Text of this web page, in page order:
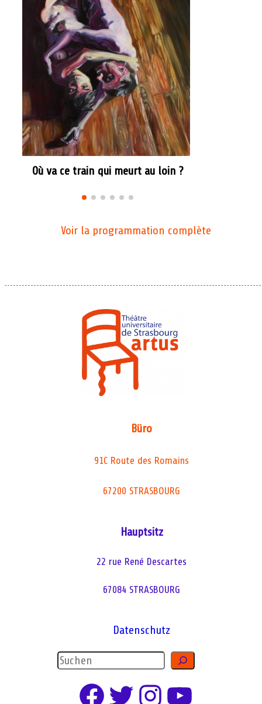
Où va ce train qui meurt au loin ?
Voir la programmation complète
Büro
91C Route des Romains
67200 STRASBOURG
Hauptsitz
22 rue René Descartes
67084 STRASBOURG
Datenschutz
R
Facebook Instagram YouTube